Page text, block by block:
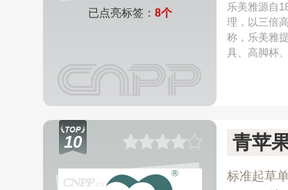
已点亮标签： 8个
乐美雅源自
理，以三倍
称，乐美雅
具、高脚杯
10 青苹
标准起草